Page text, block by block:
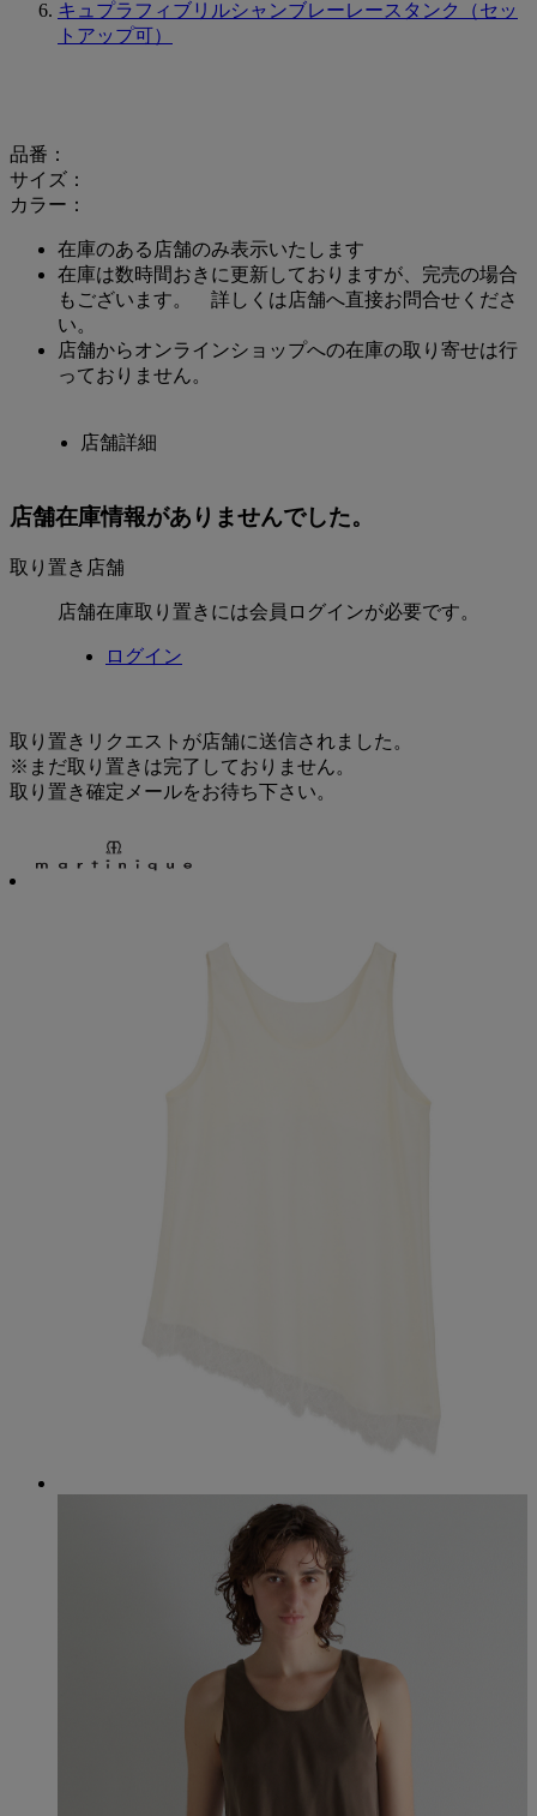
キュプラフィブリルシャンブレーレースタンク（セッ
トアップ可）
品番：
サイズ：
カラー：
在庫のある店舗のみ表示いたします
在庫は数時間おきに更新しておりますが、完売の場合
もございます。 詳しくは店舗へ直接お問合せくださ
い。
店舗からオンラインショップへの在庫の取り寄せは行
っておりません。
店舗詳細
店舗在庫情報がありませんでした。
取り置き店舗
店舗在庫取り置きには会員ログインが必要です。
ログイン
取り置きリクエストが店舗に送信されました。
※まだ取り置きは完了しておりません。
取り置き確定メールをお待ち下さい。